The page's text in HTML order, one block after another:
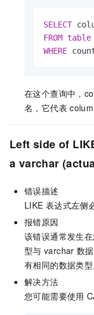
SELECT
FROM table
WHERE
在这个查询中，
名，它代表
Left side of
a varchar
错误描述
LIKE 表达式左侧
报错原因
该错误通常发生
型与 varchar 数
有相同的数据类型
解决方法
您可能需要使用